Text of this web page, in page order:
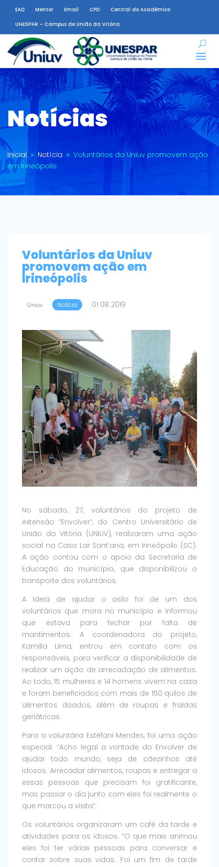
EAD Mentor Email CPD
Central do Acadêmico
UNESPAR – Campus de União da Vitória
Notícias
Inicial 9 Notícia 9 Voluntários da Uniuv promovem ação
em Irineópolis
Voluntários da Uniuv
promovem ação em
Irineópolis
Uniuv Notícia 01 08 2019
No sábado, 27, voluntários do projeto de
extensão “Envolver”, do Centro Universitário de
União da Vitória (UNIUV), realizaram uma ação
social na Casa Lar Sant’ana, em Irineópolis (SC).
A ação contou com o apoio da Secretaria de
Educação do município, que disponibilizou o
transporte dos voluntários.
A ideia de ajudar o asilo foi de um dos
voluntários que mora no município e informou
que estava para fechar por falta de
mantimentos. A coordenadora do projeto,
Kamilla Lima, entrou em contato com os
responsáveis, para verificar a disponibilidade de
realizar um ação de arrecadação de alimentos.
Ao todo, 15 mulheres e 14 homens vivem na casa
e foram beneficiados com mais de 150 quilos de
alimentos doados, além de roupas e fraldas
geriátricas.
Para a voluntária Estéfani Mendes, foi uma ação
especial. “Acho legal a vontade do Envolver de
ajudar todo mundo, seja de cãezinhos até
idosos. Arrecadar alimentos, roupas e entregar a
essas pessoas que precisam foi gratificante,
mas passar o dia junto com eles foi realmente o
que marcou a visita”.
Os voluntários organizaram um café da tarde e
atividades para os idosos. “O que mais animou
eles foi ter várias pessoas para conversar e
contar sobre suas vidas. Foi um fim de tarde